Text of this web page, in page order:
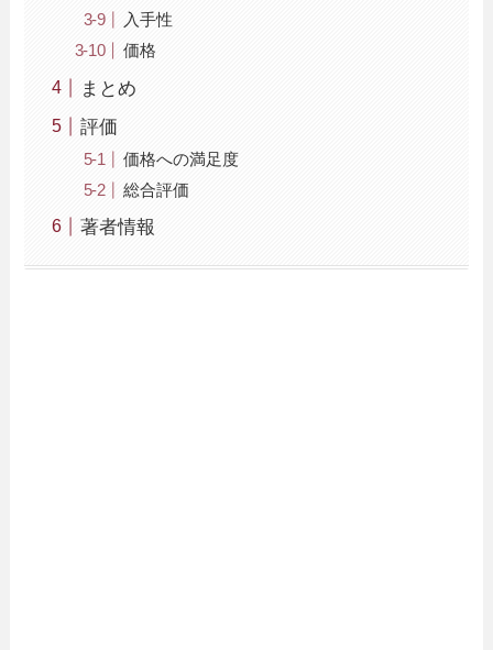
入手性
価格
まとめ
評価
価格への満足度
総合評価
著者情報